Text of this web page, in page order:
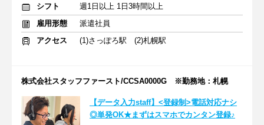
シフト
週1日以上 1日3時間以上
雇用形態
派遣社員
アクセス
(1)さっぽろ駅 (2)札幌駅
株式会社スタッフファースト/CCSA0000G ※勤務地：札幌
【データ入力staff】<登録制>電話対応ナシ
◎単発OK★まずはスマホでカンタン登録♪